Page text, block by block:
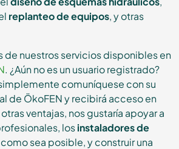
replanteo de equipos, y otras
de nuestros servicios disponibles en
. ¿Aún no es un usuario registrado?
comuníquese con su
de ÖkoFEN y recibirá acceso en
ventajas, nos gustaría apoyar a
losinstaladores de
sea posible, y construir una